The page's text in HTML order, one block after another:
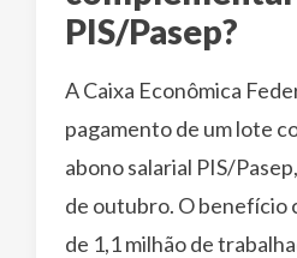
PIS/Pasep?
A Caixa Econômica
pagamento de um lote
abono salarial PIS/
de outubro. O benefício
de 1,1 milhão de